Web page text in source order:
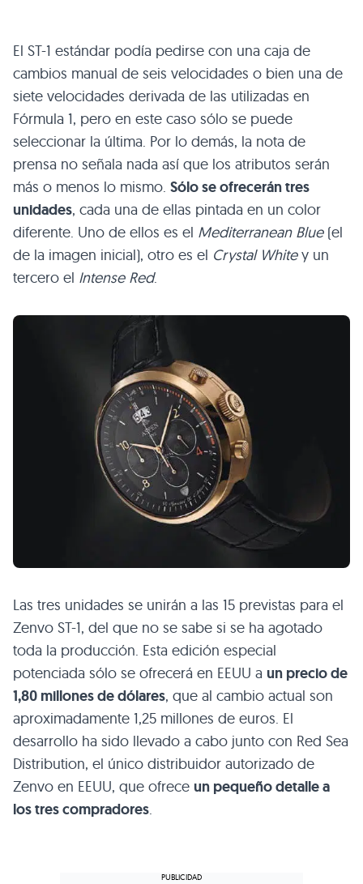
El ST-1 estándar podía pedirse con una caja de
cambios manual de seis velocidades o bien una de
siete velocidades derivada de las utilizadas en
Fórmula 1, pero en este caso sólo se puede
seleccionar la última. Por lo demás, la nota de
prensa no señala nada así que los atributos serán
más o menos lo mismo. Sólo se ofrecerán tres
unidades, cada una de ellas pintada en un color
diferente. Uno de ellos es el Mediterranean Blue(el
de la imagen inicial), otro es el Crystal Whitey un
tercero el Intense Red.
Las tres unidades se unirán a las 15 previstas para el
Zenvo ST-1, del que no se sabe si se ha agotado
toda la producción. Esta edición especial
potenciada sólo se ofrecerá en EEUU a un precio de
1,80 millones de dólares, que al cambio actual son
aproximadamente 1,25 millones de euros. El
desarrollo ha sido llevado a cabo junto con Red Sea
Distribution, el único distribuidor autorizado de
Zenvo en EEUU, que ofrece un pequeño detalle a
los tres compradores.